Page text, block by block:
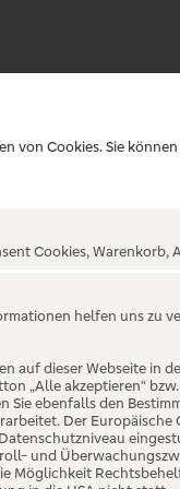
-
Events.
von Cookies. Sie
Cookies, Warenkorb,
helfen uns zu
auf dieser Webseite in
„Alle akzeptieren“
Sie ebenfalls den
Der
und
Möglichkeit